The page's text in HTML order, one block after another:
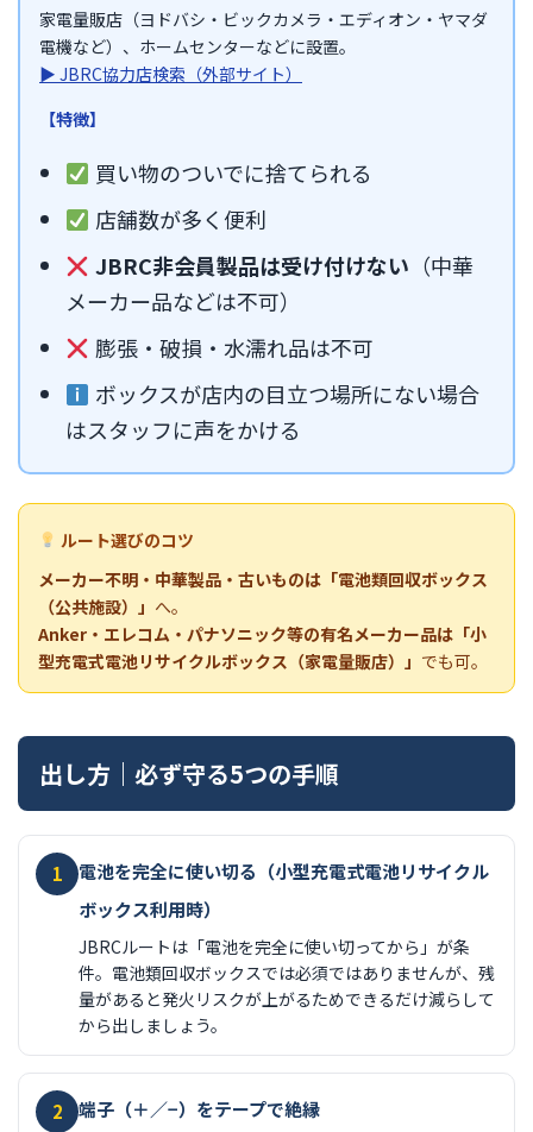
家電量販店（ヨドバシ・ビックカメラ・エディオン・ヤマダ
電機など）、ホームセンターなどに設置。
▶ JBRC協力店検索（外部サイト）
【特徴】
買い物のついでに捨てられる
店舗数が多く便利
JBRC非会員製品は受け付けない （中華
メーカー品などは不可）
膨張・破損・水濡れ品は不可
ボックスが店内の目立つ場所にない場合
はスタッフに声をかける
ルート選びのコツ
メーカー不明・中華製品・古いものは「電池類回収ボックス
（公共施設）」 へ。
Anker・エレコム・パナソニック等の有名メーカー品は「小
型充電式電池リサイクルボックス（家電量販店）」 でも可。
出し方｜必ず守る5つの手順
1
電池を完全に使い切る（小型充電式電池リサイクル
ボックス利用時）
JBRCルートは「電池を完全に使い切ってから」が条
件。電池類回収ボックスでは必須ではありませんが、残
量があると発火リスクが上がるためできるだけ減らして
から出しましょう。
2 端子（＋／−）をテープで絶縁